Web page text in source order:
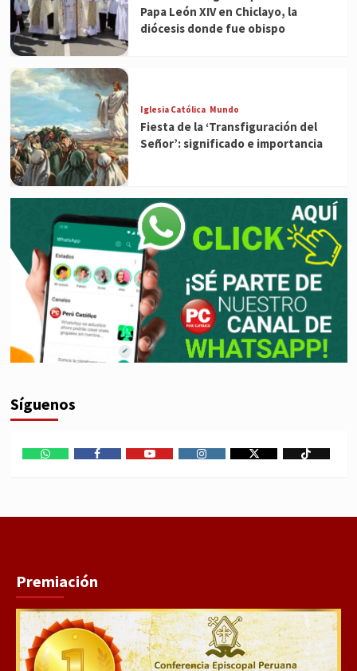
Papa León XIV en Chiclayo, la
diócesis donde fue obispo
Iglesia Católica Mundo
Fiesta de la ‘Transfiguración del
Señor’: significado e importancia
Síguenos
Premiación